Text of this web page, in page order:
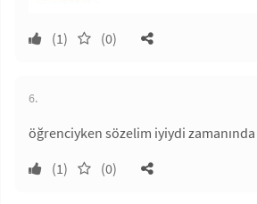
(1) (0)
6.
öğrenciyken sözelim iyiydi
(1)
(0)